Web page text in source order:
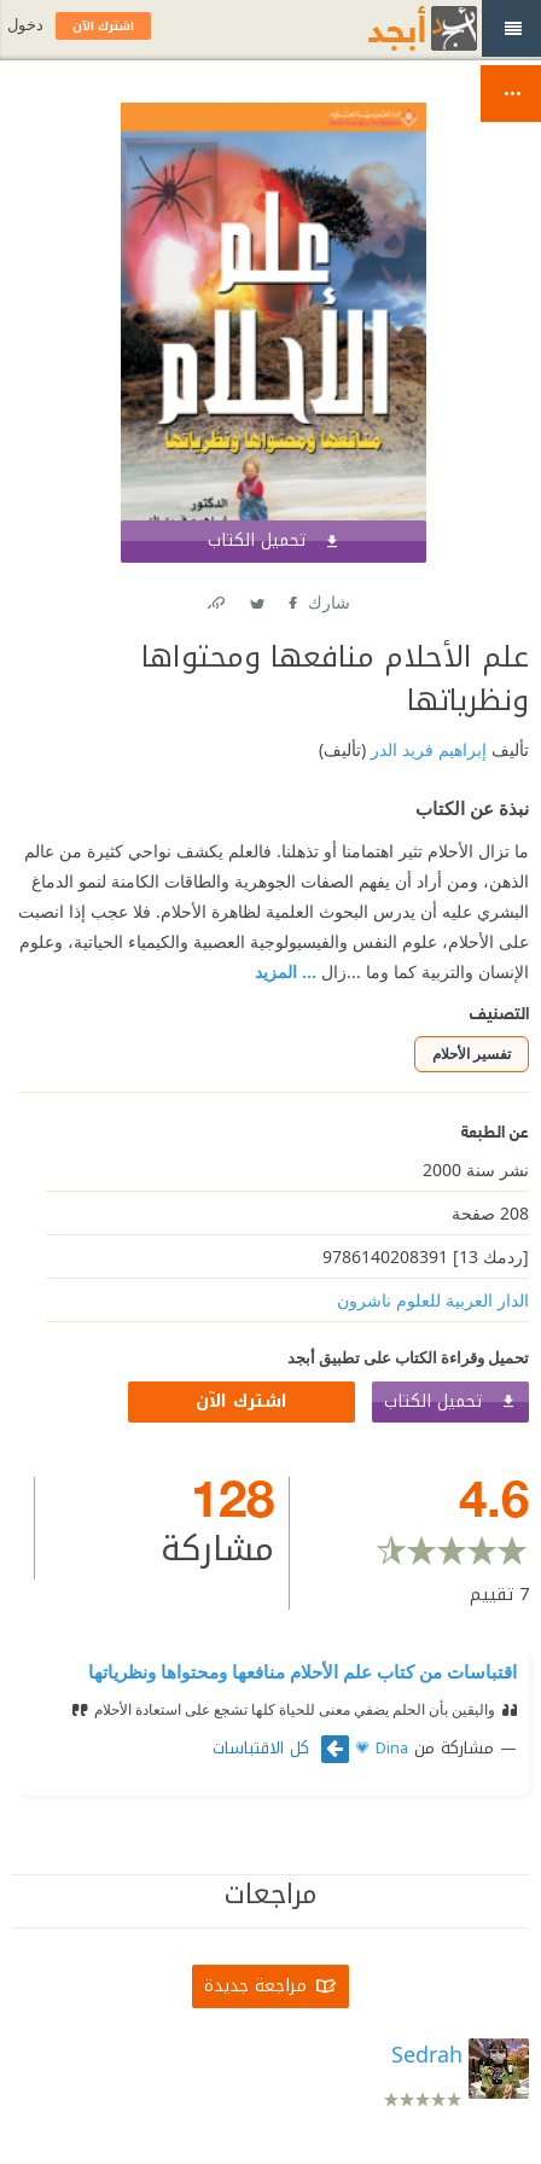
تحميل الكتاب
شارك
علم الأحلام منافعها ومحتواها
ونظرياتها
تأليف إبراهيم فريد الدر (تأليف)
نبذة عن الكتاب
ما تزال الأحلام تثير اهتمامنا أو تذهلنا. فالعلم يكشف نواحي كثيرة من عالم
الذهن، ومن أراد أن يفهم الصفات الجوهرية والطاقات الكامنة لنمو الدماغ
البشري عليه أن يدرس البحوث العلمية لظاهرة الأحلام. فلا عجب إذا انصبت
على الأحلام، علوم النفس والفيسيولوجية العصبية والكيمياء الحياتية، وعلوم
الإنسان والتربية كما وما ...زال ... المزيد
التصنيف
تفسير الأحلام
عن الطبعة
نشر سنة 2000
208 صفحة
[ردمك 13] 9786140208391
الدار العربية للعلوم ناشرون
تحميل وقراءة الكتاب على تطبيق أبجد
تحميل الكتاب اشترك الآن
4.6
7 تقييم
128
مشاركة
اقتباسات من كتاب علم الأحلام منافعها ومحتواها ونظرياتها
واليقين بأن الحلم يضفي معنى للحياة كلها تشجع على استعادة الأحلام
مشاركة من Dina 💗 كل الاقتباسات
مراجعات
مراجعة جديدة
Sedrah
اشترك الآن دخول